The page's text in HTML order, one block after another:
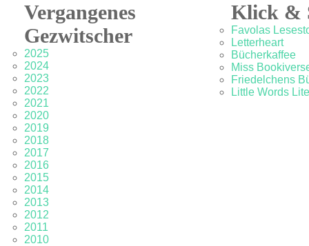
Vergangenes
Gezwitscher
2025
2024
2023
2022
2021
2020
2019
2018
2017
2016
2015
2014
2013
2012
2011
2010
Klick &
Favolas
Letterheart
Bücherkaffee
Miss
Friedelchens
Little Words